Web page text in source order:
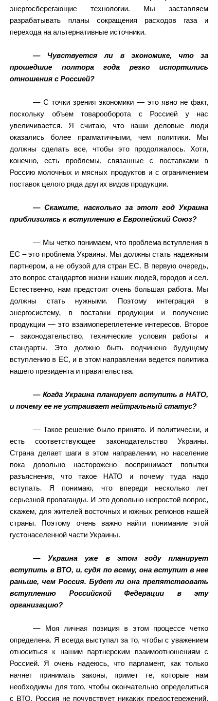
энергосберегающие технологии. Мы заставляем
разрабатывать планы сокращения расходов газа и
перехода на альтернативные источники.
— Чувствуется ли в экономике, что за
прошедшие полтора года резко испортились
отношения с Россией?
— С точки зрения экономики — это явно не факт,
поскольку объем товарооборота с Россией у нас
увеличивается. Я считаю, что наши деловые люди
оказались более прагматичными, чем политики. Мы
должны сделать все, чтобы это продолжалось. Хотя,
конечно, есть проблемы, связанные с поставками в
Россию молочных и мясных продуктов и с ограничением
поставок целого ряда других видов продукции.
— Скажите, насколько за этот год Украина
приблизилась к вступлению в Европейский Союз?
— Мы четко понимаем, что проблема вступления в
ЕС – это проблема Украины. Мы должны стать надежным
партнером, а не обузой для стран ЕС. В первую очередь,
это вопрос стандартов жизни наших людей, городов и сел.
Естественно, нам предстоит очень большая работа. Мы
должны стать нужными. Поэтому интеграция в
энергосистему, в поставки продукции и получение
продукции — это взаимопереплетение интересов. Второе
– законодательство, технические условия работы и
стандарты. Это должно быть подчинено будущему
вступлению в ЕС, и в этом направлении ведется политика
нашего президента и правительства.
— Когда Украина планирует вступить в НАТО,
и почему ее не устраивает нейтральный статус?
— Такое решение было принято. И политически, и
есть соответствующее законодательство Украины.
Страна делает шаги в этом направлении, но население
пока довольно насторожено воспринимает попытки
разъяснения, что такое НАТО и почему туда надо
вступать. Я понимаю, что впереди несколько лет
серьезной пропаганды. И это довольно непростой вопрос,
скажем, для жителей восточных и южных регионов нашей
страны. Поэтому очень важно найти понимание этой
густонаселенной части Украины.
— Украина уже в этом году планирует
вступить в ВТО, и, судя по всему, она вступит в нее
раньше, чем Россия. Будет ли она препятствовать
вступлению Российской Федерации в эту
организацию?
— Моя личная позиция в этом процессе четко
определена. Я всегда выступал за то, чтобы с уважением
относиться к нашим партнерским взаимоотношениям с
Россией. Я очень надеюсь, что парламент, как только
начнет принимать законы, примет те, которые нам
необходимы для того, чтобы окончательно определиться
с ВТО. Россия не почувствует никаких предостережений.